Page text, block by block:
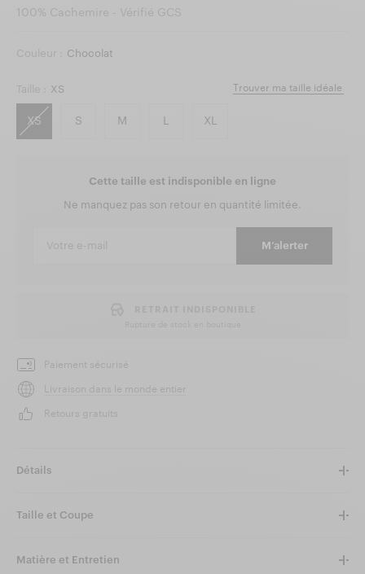
100% Cachemire - Vérifié GCS
Couleur : Chocolat
Taille : XS
XS S M L XL
Trouver ma taille idéale
Cette taille est indisponible en ligne
Ne manquez pas son retour en quantité limitée.
M’alerter
Paiement sécurisé
Livraison dans le monde entier
Retours gratuits
Détails
Taille et Coupe
Matière et Entretien